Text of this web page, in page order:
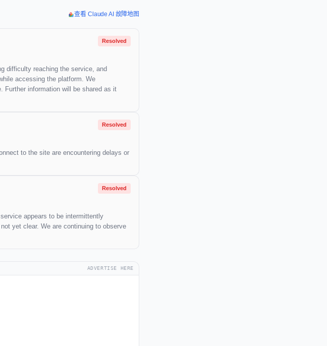
查看 Claude AI 故障地图
Resolved
difficulty reaching the service, and
accessing the platform. We
Further information will be shared as it
Resolved
to the site are encountering delays or
Resolved
appears to be intermittently
yet clear. We are continuing to observe
ADVERTISE HERE